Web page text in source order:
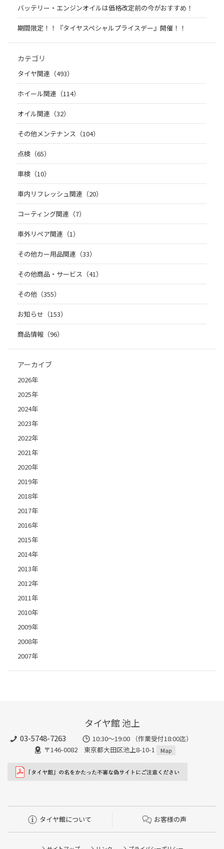
バッテリー・エンジンオイルは価格改定前の今がおすすめ！
期間限定！！『タイヤスペシャルプライスデー』開催！！
カテゴリ
タイヤ関連（493）
ホイール関連（114）
オイル関連（32）
その他メンテナンス（104）
点検（65）
車検（10）
車内リフレッシュ関連（20）
コーティング関連（7）
車外リペア関連（1）
その他カー用品関連（33）
その他商品・サービス（41）
その他（355）
お知らせ（153）
商品情報（96）
アーカイブ
2026年
2025年
2024年
2023年
2022年
2021年
2020年
2019年
2018年
2017年
2016年
2015年
2014年
2013年
2012年
2011年
2010年
2009年
2008年
2007年
タイヤ館 池上
03-5748-7263
10:30～19:00 （作業受付18:00迄）
〒146-0082 東京都大田区池上8-10-1
Map
タイヤ館について お客様の声